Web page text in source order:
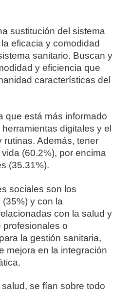
sustitución del sistema
eficacia y comodidad
sanitario. Buscan y
y eficiencia que
características del
que está más informado
digitales y el
rutinas. Además, tener
(60.2%), por encima
(35.31%).
sociales son los
y con la
con la salud y
profesionales o
la gestión sanitaria,
mejora en la integración
se fían sobre todo